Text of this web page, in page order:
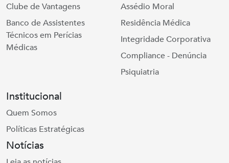
Clube de Vantagens
Banco de Assistentes
Técnicos em Perícias
Médicas
Assédio Moral
Residência Médica
Integridade Corporativa
Compliance - Denúncia
Psiquiatria
Institucional
Quem Somos
Políticas Estratégicas
Notícias